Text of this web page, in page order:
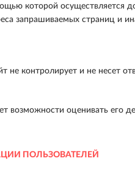
которой осуществляется
запрашиваемых страниц и
контролирует и не несет
возможности оценивать его
ПОЛЬЗОВАТЕЛЕЙ